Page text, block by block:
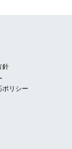
針
ポリシー